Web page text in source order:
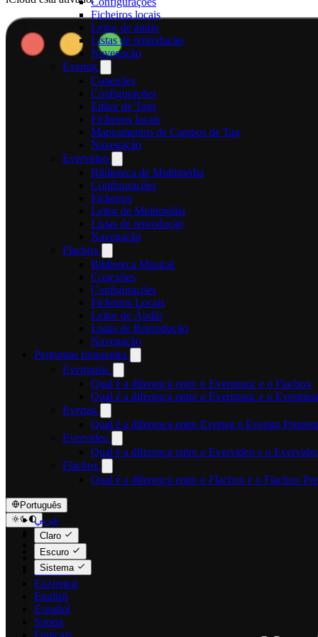
Ficheiros locais
Leitor de áudio
Listas de reprodução
Navegação
Evertag
Conexões
Configurações
Editor de Tags
Ficheiros locais
Mapeamentos de Campos de Tag
Navegação
Evervideo
Biblioteca de Multimédia
Configurações
Ficheiros
Leitor de Multimédia
Listas de reprodução
Navegação
Flacbox
Biblioteca Musical
Conexões
Configurações
Ficheiros Locais
Leitor de Áudio
Listas de Reprodução
Navegação
Perguntas frequentes
Evermusic
Qual é a diferença entre o Evermusic e o Flacbox
Qual é a diferença entre o Evermusic e o
Evertag
Qual é a diferença entre Evertag e Evertag
Evervideo
Qual é a diferença entre o Evervideo e o
Flacbox
Qual é a diferença entre o Flacbox e o Flacbox
Português
عربي
Català
Čeština
Dansk
Deutsch
Ελληνικά
English
Español
Suomi
Français
Claro
Escuro
Sistema